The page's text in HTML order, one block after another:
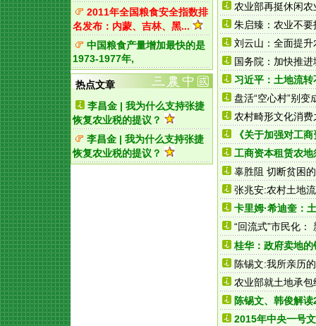
农业部再挺休闲
朱启臻：农业不要
刘云山：全面提
国务院：加快推
习近平：土地流转
盘活“空心村”别变
农村畸形文化消费
《关于加强对工
工商资本租赁农
辜胜阻 切断贫困
张兆安:农村土地
卡里姆·希迪奎：
“回流式”市民化
桂华：政府卖地
陈锡文:我所亲历
农业部就土地承
陈锡文、韩俊解
2015年中央一号
2011年全国粮食安全指数排
名发布：内蒙、吉林、黑...
中国粮食产量增加最快的是
1973-1977年,
热点文章
李昌金 | 我为什么支持张捷
恢复农业税的提议？
李昌金 | 我为什么支持张捷
恢复农业税的提议？